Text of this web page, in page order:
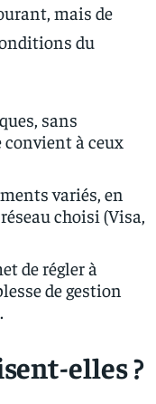
mais de
du
sans
à ceux
variés, en
choisi (Visa,
de régler à
de gestion
elles ?